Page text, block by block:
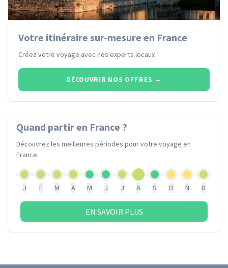
Votre itinéraire sur-mesure en France
Créez votre voyage avec nos experts locaux
DÉCOUVRIR NOS OFFRES →
Quand partiren France ?
Découvrez les meilleures périodes pour votre voyage en
France.
J F M A M J J A S O N D
EN SAVOIR PLUS